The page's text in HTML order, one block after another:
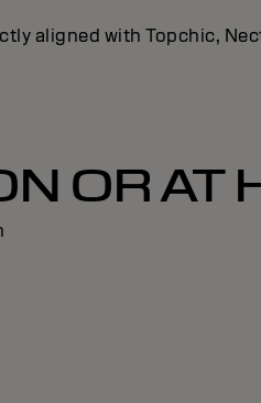
aligned with Topchic,
OR AT